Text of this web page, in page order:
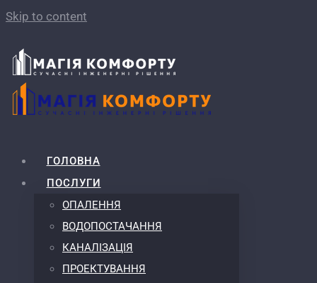
Skip to content
ГОЛОВНА
ПОСЛУГИ
ОПАЛЕННЯ
ВОДОПОСТАЧАННЯ
КАНАЛІЗАЦІЯ
ПРОЕКТУВАННЯ